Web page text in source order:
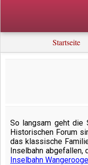
So langsam geht die
Historischen Forum
das klassische
Inselbahn abgefallen,
Inselbahn
Startseite